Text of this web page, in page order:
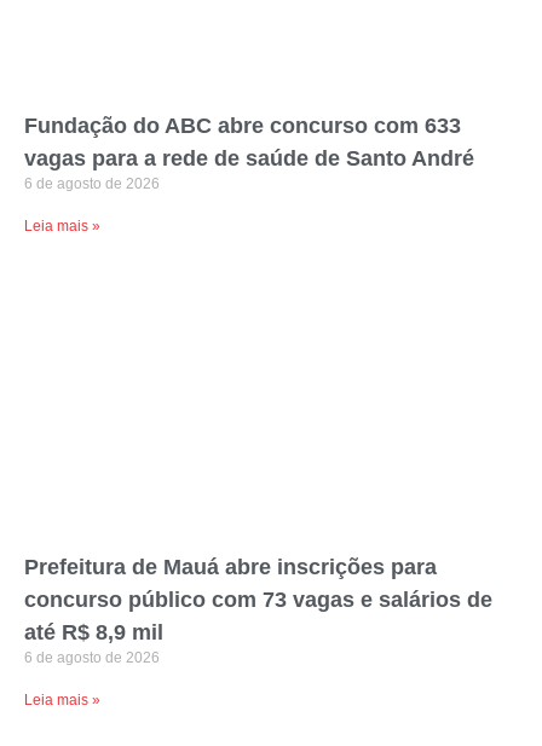
Fundação do ABC abre concurso com 633
vagas para a rede de saúde de Santo André
6 de agosto de 2026
Leia mais »
Prefeitura de Mauá abre inscrições para
concurso público com 73 vagas e salários de
até R$ 8,9 mil
6 de agosto de 2026
Leia mais »